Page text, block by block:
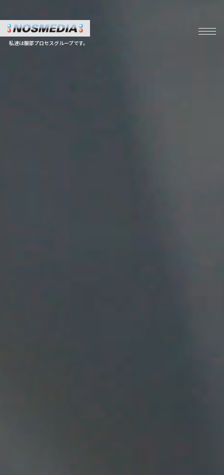
私達は服部プロセスグループです。